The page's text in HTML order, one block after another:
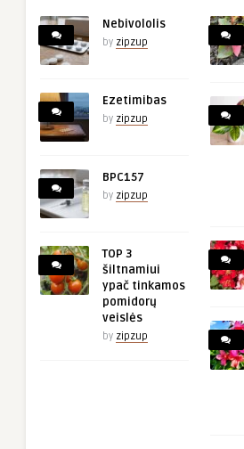
Nebivololis
by zipzup
Ezetimibas
by zipzup
BPC157
by zipzup
TOP 3
šiltnamiui
ypač tinkamos
pomidorų
veislės
by zipzup